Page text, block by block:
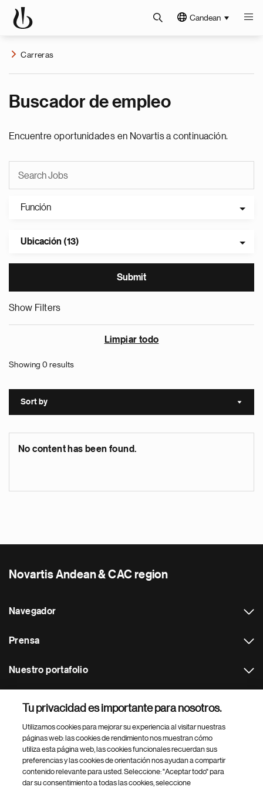
Candean
Carreras
Buscador de empleo
Encuentre oportunidades en Novartis a continuación.
Función
Ubicación (13)
Show Filters
Limpiar todo
Showing 0 results
Sort by Sort
No content has been found.
Novartis Andean & CAC region
Navegador
Prensa
Nuestro portafolio
Footer Site Search
Tu privacidad es importante para nosotros.
Utilizamos cookies para mejorar su experiencia al visitar nuestras
páginas web: las cookies de rendimiento nos muestran cómo
utiliza esta página web, las cookies funcionales recuerdan sus
preferencias y las cookies de orientación nos ayudan a compartir
contenido relevante para usted. Seleccione: "Aceptar todo" para
dar su consentimiento a todas las cookies, seleccione